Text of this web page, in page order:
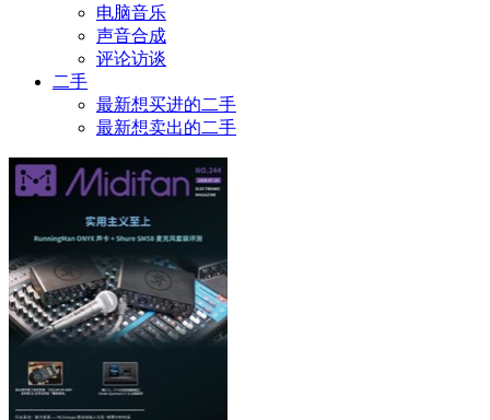
电脑音乐
声音合成
评论访谈
二手
最新想买进的二手
最新想卖出的二手